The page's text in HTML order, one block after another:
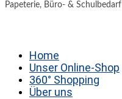
Papeterie, Büro- & Schulbedarf
Home
Unser Online-Shop
360° Shopping
Über uns